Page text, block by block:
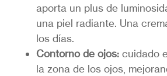
aporta un plus de
una piel radiante. Una
los días.
Contorno de ojos:cuidado
la zona de los ojos,